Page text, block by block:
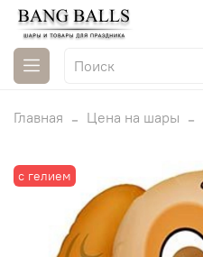
Главная Цена на шары
с гелием